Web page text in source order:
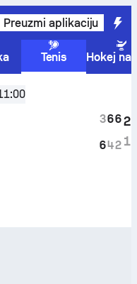
Preuzmi aplikaciju
Tenis
Hokej na
finala
3
6
6
4
6
2
2
1